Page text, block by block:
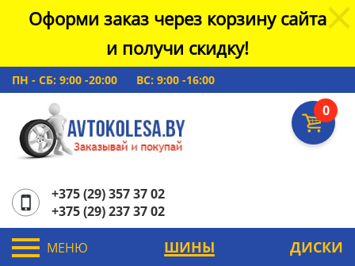
Оформи заказ через корзину сайта
и получи скидку!
ПН - СБ: 9:00 -20:00 ВС: 9:00 -16:00
0
+375 (29) 357 37 02
+375 (29) 237 37 02
МЕНЮ ШИНЫ ДИСКИ